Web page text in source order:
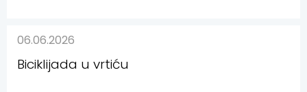
06.06.2026
Biciklijada u vrtiću